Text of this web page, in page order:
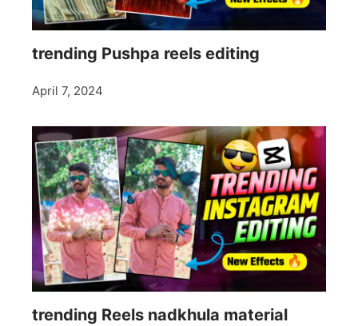
trending Pushpa reels editing
April 7, 2024
trending Reels nadkhula material